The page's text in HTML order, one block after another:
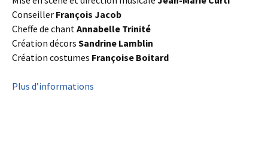
Conseiller François Jacob
Cheffe de chantAnnabelle Trinité
Création décors Sandrine Lamblin
Création costumes Françoise Boitard
Plus d’informations